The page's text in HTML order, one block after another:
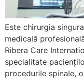
Este chirurgia
medicală
Ribera Care
specialitate
procedurile spinale,